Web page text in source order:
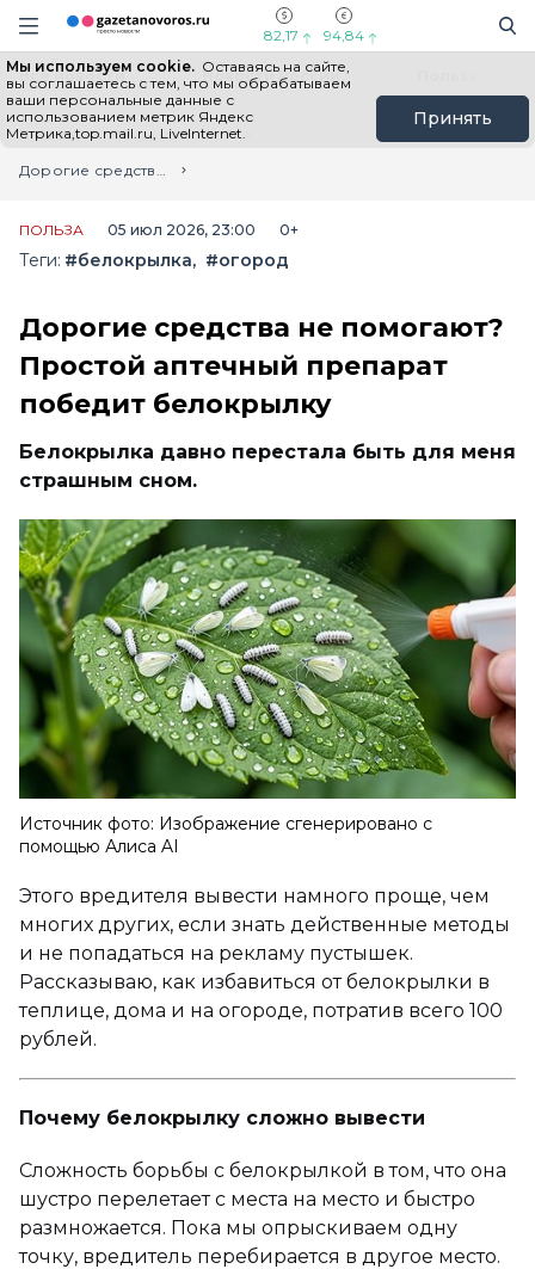
Информационный портал "ГазетаНоворос.ру"
Навигация сайта
82,17 94,84
Мы используем cookie. Оставаясь на сайте,
вы соглашаетесь с тем, что мы обрабатываем
ваши персональные данные с
использованием метрик Яндекс
Метрика,top.mail.ru, LiveInternet.
Принять
Все новости Новости России
Главная
Лента новостей
Дорогие средства не помогают? Простой аптечный препарат победит белокрылку
ПОЛЬЗА 05 июл 2026, 23:00 0+
Теги: #белокрылка #огород
Дорогие средства не помогают?
Простой аптечный препарат
победит белокрылку
Белокрылка давно перестала быть для меня
страшным сном.
Источник фото: Изображение сгенерировано с
помощью Алиса AI
Этого вредителя вывести намного проще, чем
многих других, если знать действенные методы
и не попадаться на рекламу пустышек.
Рассказываю, как избавиться от белокрылки в
теплице, дома и на огороде, потратив всего 100
рублей.
Почему белокрылку сложно вывести
Сложность борьбы с белокрылкой в том, что она
шустро перелетает с места на место и быстро
размножается. Пока мы опрыскиваем одну
точку, вредитель перебирается в другое место.